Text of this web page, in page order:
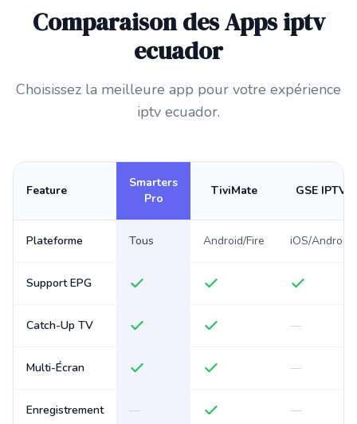
Comparaison des Apps iptv
ecuador
Choisissez la meilleure app pour votre expérience
iptv ecuador.
Feature
Smarters
Pro
TiviMate GSE IPTV
Plateforme Tous Android/Fire iOS/Android
Support EPG
Catch-Up TV —
Multi-Écran —
Enregistrement — —